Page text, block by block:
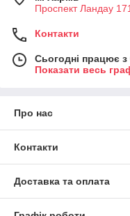
Проспект Ландау
Контакти
Сьогодні працює
Показати весь
Про нас
Контакти
Доставка та оплата